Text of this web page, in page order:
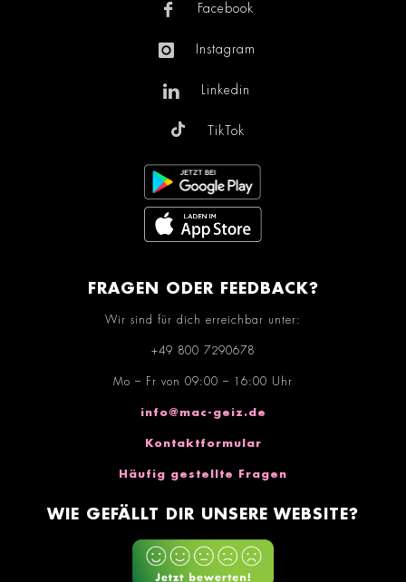
Facebook
Instagram
Linkedin
TikTok
FRAGEN ODER FEEDBACK?
Wir sind für dich erreichbar unter:
+49 800 7290678
Mo – Fr von 09:00 – 16:00 Uhr
info@mac-geiz.de
Kontaktformular
Häufig gestellte Fragen
WIE GEFÄLLT DIR UNSERE WEBSITE?